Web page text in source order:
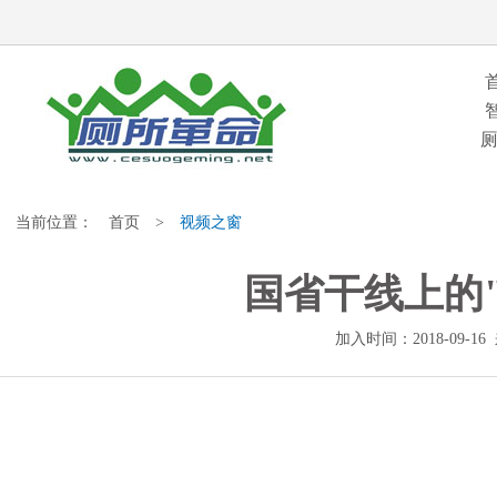
当前位置： 首页 > 视频之窗
国省干线上
加入时间：2018-09-